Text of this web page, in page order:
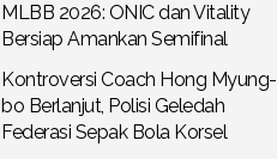
MLBB 2026: ONIC dan Vitality
Bersiap Amankan Semifinal
Kontroversi Coach Hong Myung-
bo Berlanjut, Polisi Geledah
Federasi Sepak Bola Korsel